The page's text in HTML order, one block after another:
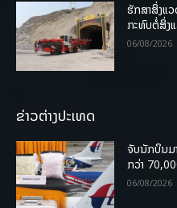
ຮັກສາສິ່ງແ
ກະທົບຕໍ່ສິ່ງ
06/08/2026
ຂ່າວຕ່າງປະເທດ
ຈັບນັກບິນມ
ກວ່າ
06/08/2026